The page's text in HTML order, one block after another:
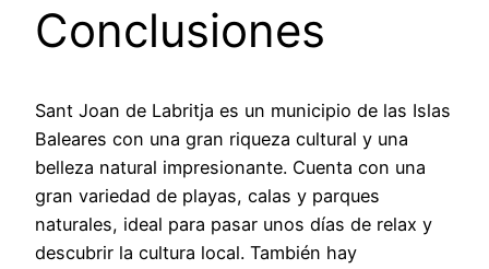
Conclusiones
Sant Joan de Labritja es un municipio de las Islas
Baleares con una gran riqueza cultural y una
belleza natural impresionante. Cuenta con una
gran variedad de playas, calas y parques
naturales, ideal para pasar unos días de relax y
descubrir la cultura local. También hay